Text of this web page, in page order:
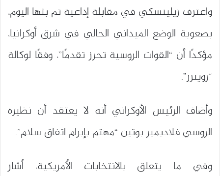
واعترف زيلينسكي في مقابلة إذاعية تم بثها اليوم،
بصعوبة الوضع الميداني الحالي في شرق أوكرانيا،
مؤكدًا أن “القوات الروسية تحرز تقدمًا”، وفقًا لوكالة
“رويترز”.
وأضاف الرئيس الأوكراني أنه لا يعتقد أن نظيره
الروسي فلاديمير بوتين “مهتم بإبرام اتفاق سلام”.
وفي ما يتعلق بالانتخابات الأمريكية، أشار